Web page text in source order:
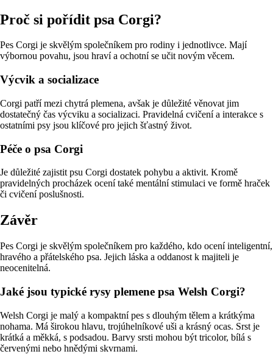
Proč si pořídit psa Corgi?
Pes Corgi je skvělým společníkem pro rodiny i jednotlivce. Mají
výbornou povahu, jsou hraví a ochotní se učit novým věcem.
Výcvik a socializace
Corgi patří mezi chytrá plemena, avšak je důležité věnovat jim
dostatečný čas výcviku a socializaci. Pravidelná cvičení a interakce s
ostatními psy jsou klíčové pro jejich šťastný život.
Péče o psa Corgi
Je důležité zajistit psu Corgi dostatek pohybu a aktivit. Kromě
pravidelných procházek ocení také mentální stimulaci ve formě hraček
či cvičení poslušnosti.
Závěr
Pes Corgi je skvělým společníkem pro každého, kdo ocení inteligentní,
hravého a přátelského psa. Jejich láska a oddanost k majiteli je
neocenitelná.
Jaké jsou typické rysy plemene psa Welsh Corgi?
Welsh Corgi je malý a kompaktní pes s dlouhým tělem a krátkýma
nohama. Má širokou hlavu, trojúhelníkové uši a krásný ocas. Srst je
krátká a měkká, s podsadou. Barvy srsti mohou být tricolor, bílá s
červenými nebo hnědými skvrnami.